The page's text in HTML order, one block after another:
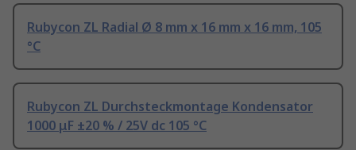
Rubycon ZL Radial Ø 8 mm x 16 mm x 16 mm, 105
°C
Rubycon ZL Durchsteckmontage Kondensator
1000 μF ±20 % / 25V dc 105 °C